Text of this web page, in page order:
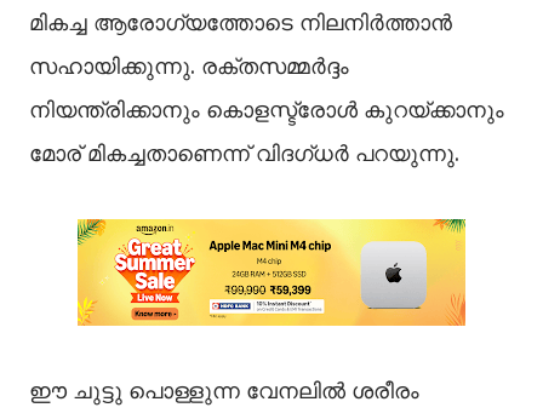
മികച്ച ആരോഗ്യത്തോടെ നിലനിർത്താൻ
സഹായിക്കുന്നു. രക്തസമ്മർദ്ദം
നിയന്ത്രിക്കാനും കൊളസ്ട്രോൾ കുറയ്ക്കാനും
മോര് മികച്ചതാണെന്ന് വിദ​ഗ്ധർ പറയുന്നു.
ഈ ചുട്ടു പൊള്ളുന്ന വേനലിൽ ശരീരം